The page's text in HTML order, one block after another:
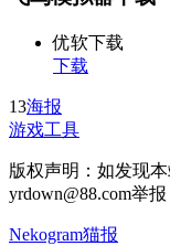
优软下载
下载
13海报
游戏工具
版权声明：如发现
yrdown@88.com举
Nekogram猫报